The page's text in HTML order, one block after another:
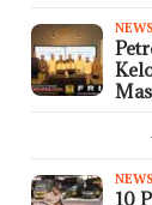
NEWS
NEWS
10